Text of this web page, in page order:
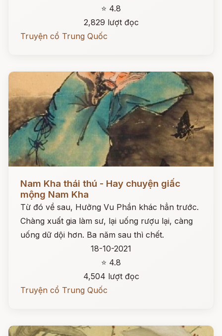
⭐ 4.8
2,829 lượt đọc
Truyện cổ Trung Quốc
Nam Kha thái thú - Hay chuyện giấc
mộng Nam Kha
Từ đó về sau, Hưởng Vu Phần khác hẳn trước.
Chàng xuất gia làm sư, lại uống rượu lại, càng
uống dữ dội hơn. Ba năm sau thì chết.
18-10-2021
⭐ 4.8
4,504 lượt đọc
Truyện cổ Trung Quốc